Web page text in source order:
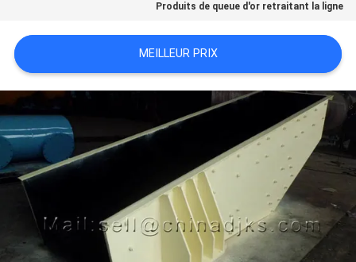
PLAN
DU
SITE
POLITIQUE
DE
CONFIDENTIALITÉ
Produits de queue d'or retraitant la ligne
MEILLEUR PRIX